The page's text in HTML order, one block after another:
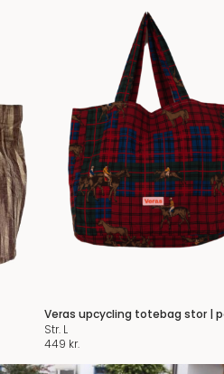
Veras upcycling totebag stor |
Str. L
449 kr.